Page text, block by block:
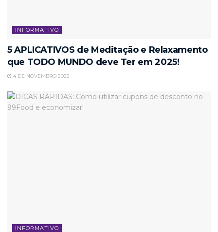
INFORMATIVO
5 APLICATIVOS de Meditação e Relaxamento
que TODO MUNDO deve Ter em 2025!
4 DE NOVEMBRO 2025
INFORMATIVO